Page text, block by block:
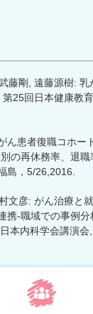
藤剛, 遠藤源樹:
25回日本健康教
ん患者復職コホー
の再休務率、退
島，5/26,2016.
文彦: がん治療と
携-職域での事例
本内科学会講演会